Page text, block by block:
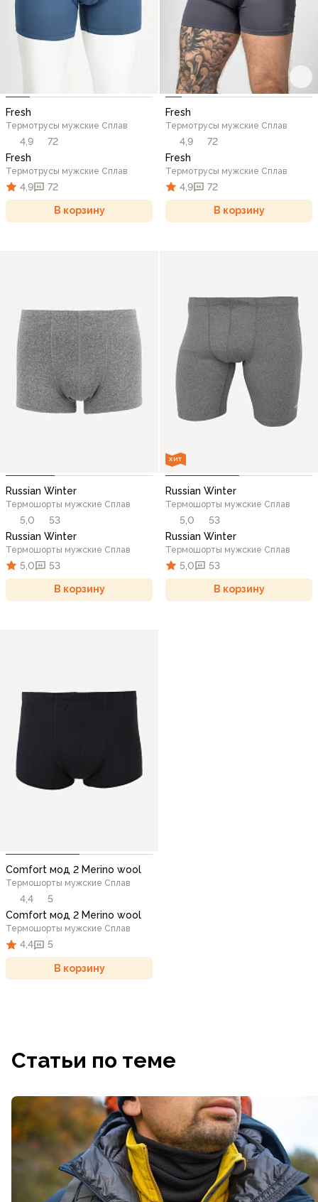
Fresh
Термотрусы мужские Сплав
4,9
72
Fresh
Термотрусы мужские Сплав
4,9 72
В корзину
Fresh
Термотрусы мужские Сплав
4,9
72
Fresh
Термотрусы мужские Сплав
4,9 72
В корзину
Russian Winter
Термошорты мужские Сплав
5,0
53
Russian Winter
Термошорты мужские Сплав
5,0 53
В корзину
ХИТ
Russian Winter
Термошорты мужские Сплав
5,0
53
Russian Winter
Термошорты мужские Сплав
5,0 53
В корзину
Comfort мод 2 Merino wool
Термошорты мужские Сплав
4,4
5
Comfort мод 2 Merino wool
Термошорты мужские Сплав
4,4 5
В корзину
Статьи по теме